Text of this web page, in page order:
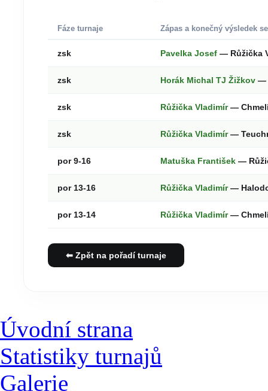
Fáze turnaje Zápas a konečný výsledek
zsk Pavelka Josef — Růžička
zsk Horák Michal TJ Žižkov —
zsk Růžička Vladimír—
zsk Růžička Vladimír—
por 9-16 Matuška František —
por 13-16 Růžička Vladimír—
por 13-14 Růžička Vladimír—
⬅ Zpět na pořadí turnaje
Úvodní strana
Statistiky turnajů
Galerie